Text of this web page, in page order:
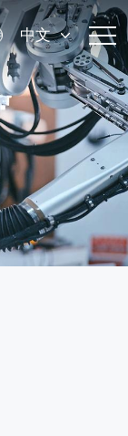
中文
值得信赖
核心供应商
在全球范围内为
结构件、模组等
解决方案。